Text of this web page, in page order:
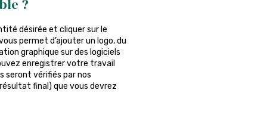
?
désirée et cliquer sur le
permet d’ajouter un logo, du
graphique sur des logiciels
enregistrer votre travail
seront vérifiés par nos
final) que vous devrez